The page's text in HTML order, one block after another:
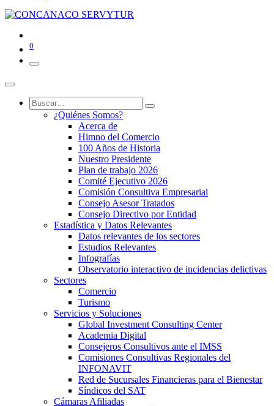
0
¿Quiénes Somos?
Acerca de
Himno del Comercio
100 Años de Historia
Nuestro Presidente
Plan de trabajo 2026
Comité Ejecutivo 2026
Comisión Consultiva Empresarial
Consejo Asesor Tratados
Consejo Directivo por Entidad
Estadística y Datos Relevantes
Datos relevantes de los sectores
Estudios Relevantes
Infografías
Observatorio interactivo de incidencias delictivas
Sectores
Comercio
Turismo
Servicios y Soluciones
Global Investment Consulting Center
Academia Digital
Consejeros Consultivos ante el IMSS
Comisiones Consultivas Regionales del
INFONAVIT
Red de Sucursales Financieras para el Bienestar
Síndicos del SAT
Cámaras Afiliadas